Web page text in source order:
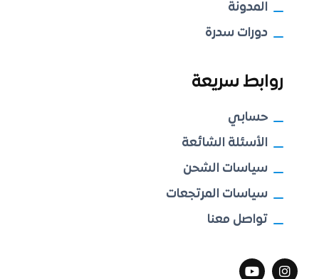
المدونة
دورات سدرة
روابط سريعة
حسابي
الأسئلة الشائعة
سياسات الشحن
سياسات المرتجعات
تواصل معنا